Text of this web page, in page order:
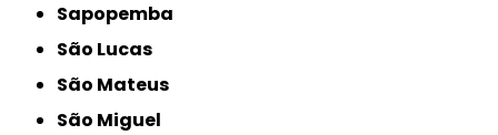
Sapopemba
São Lucas
São Mateus
São Miguel